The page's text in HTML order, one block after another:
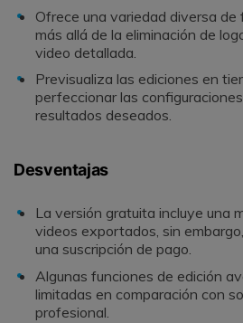
Ofrece una variedad diversa de
más allá de la eliminación de
video detallada.
Previsualiza las ediciones en
perfeccionar las
resultados deseados.
Desventajas
La versión gratuita incluye una
videos exportados, sin
una suscripción de pago.
Algunas funciones de edición
limitadas en comparación con
profesional.